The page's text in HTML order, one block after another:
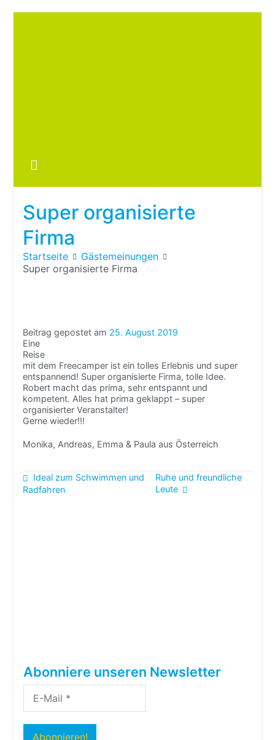
Super organisierte
Firma
Startseite
Gästemeinungen
Super organisierte Firma
Beitrag gepostet am 25. August 2019
Eine
Reise
mit dem Freecamper ist ein tolles Erlebnis und super
entspannend! Super organisierte Firma, tolle Idee.
Robert macht das prima, sehr entspannt und
kompetent. Alles hat prima geklappt – super
organisierter Veranstalter!
Gerne wieder!!!
Monika, Andreas, Emma & Paula aus Österreich
Beitragsnavigation
Ideal zum Schwimmen und
Radfahren
Ruhe und freundliche
Leute
Abonniere unseren Newsletter